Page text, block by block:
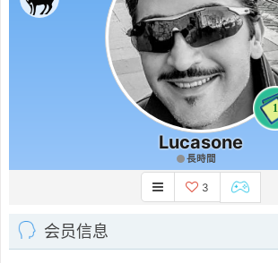
1
Lucasone
長時間
3
会员信息